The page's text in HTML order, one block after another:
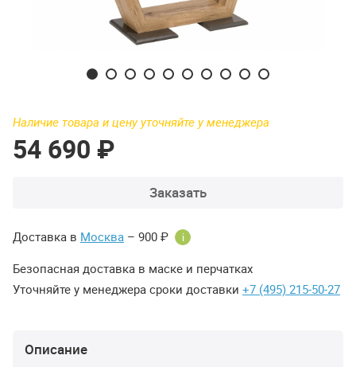
Наличие товара и цену уточняйте у менеджера
54 690 ₽
Заказать
Доставка в Москва – 900 ₽ i
Безопасная доставка в маске и перчатках
Уточняйте у менеджера сроки доставки +7 (495) 215-50-27
Описание